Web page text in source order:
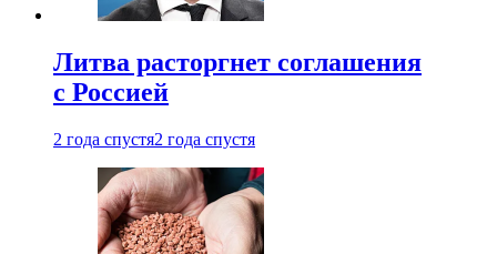
Литва расторгнет соглашения
с Россией
2 года спустя2 года спустя